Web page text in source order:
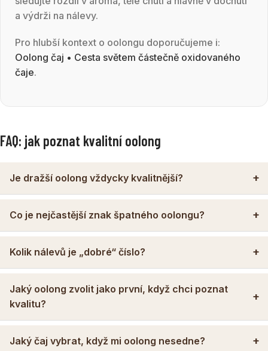
a výdrži na nálevy.
Pro hlubší kontext o oolongu doporučujeme i:
Oolong čaj • Cesta světem částečně oxidovaného
čaje.
FAQ: jak poznat kvalitní oolong
Je dražší oolong vždycky kvalitnější?
Co je nejčastější znak špatného oolongu?
Kolik nálevů je „dobré“ číslo?
Jaký oolong zvolit jako první, když chci poznat
kvalitu?
Jaký čaj vybrat, když mi oolong nesedne?